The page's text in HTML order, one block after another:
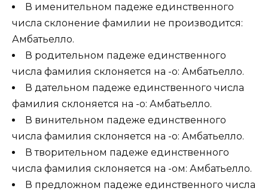
В именительном падеже единственного
числа склонение фамилии не производится:
Амбатьелло.
В родительном падеже единственного
числа фамилия склоняется на -о: Амбатьелло.
В дательном падеже единственного числа
фамилия склоняется на -о: Амбатьелло.
В винительном падеже единственного
числа фамилия склоняется на -о: Амбатьелло.
В творительном падеже единственного
числа фамилия склоняется на -ом: Амбатьелло.
В предложном падеже единственного числа